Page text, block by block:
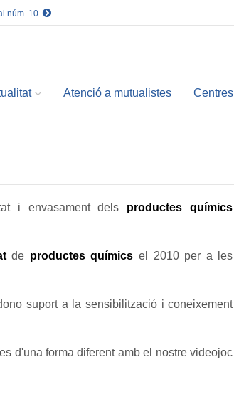
núm. 10
Atenció a mutualistes Centres
i envasament dels productes químics
de productes químics el 2010 per a les
suport a la sensibilització i coneixement
d'una forma diferent amb el nostre videojoc